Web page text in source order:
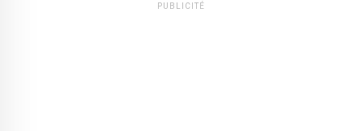
PUBLICITÉ